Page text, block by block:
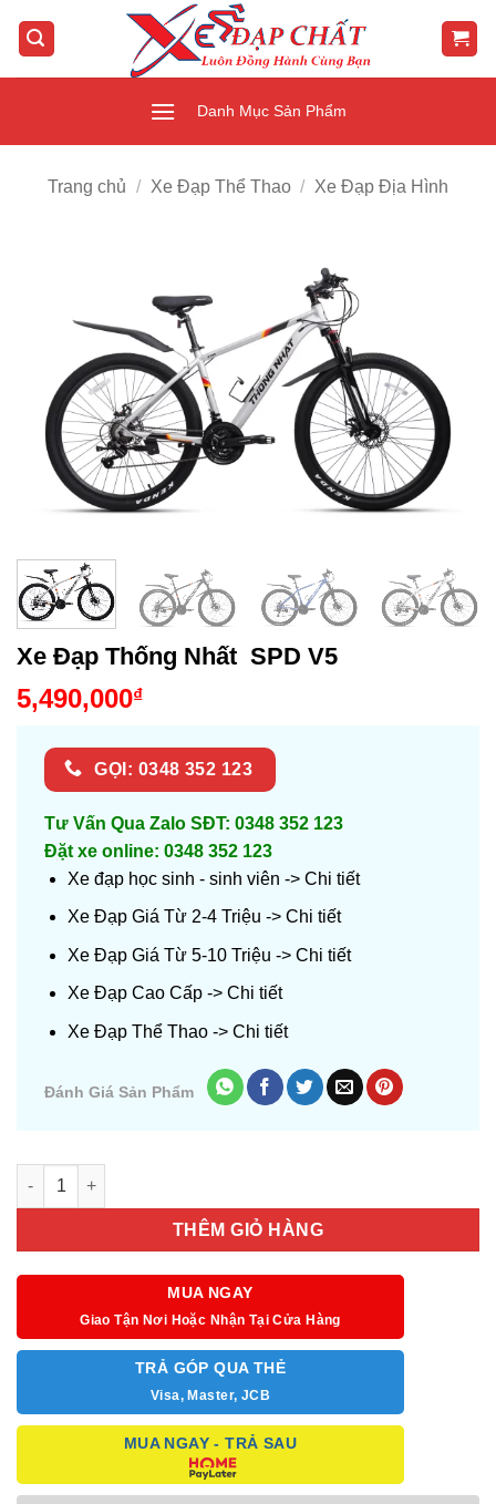
qua
Danh Mục Sản Phẩm
Trang chủ / Xe Đạp Thể Thao / Xe Đạp Địa Hình
Xe Đạp Thống Nhất SPD V5
5,490,000₫
GỌI: 0348 352 123
Tư Vấn Qua Zalo SĐT: 0348 352 123
Đặt xe online: 0348 352 123
Xe đạp học sinh - sinh viên -> Chi tiết
Xe Đạp Giá Từ 2-4 Triệu -> Chi tiết
Xe Đạp Giá Từ 5-10 Triệu -> Chi tiết
Xe Đạp Cao Cấp -> Chi tiết
Xe Đạp Thể Thao -> Chi tiết
Đánh Giá Sản Phẩm
Số lượng
THÊM GIỎ HÀNG
MUA NGAY
Giao Tận Nơi Hoặc Nhận Tại Cửa Hàng
TRẢ GÓP QUA THẺ
Visa, Master, JCB
MUA NGAY - TRẢ SAU